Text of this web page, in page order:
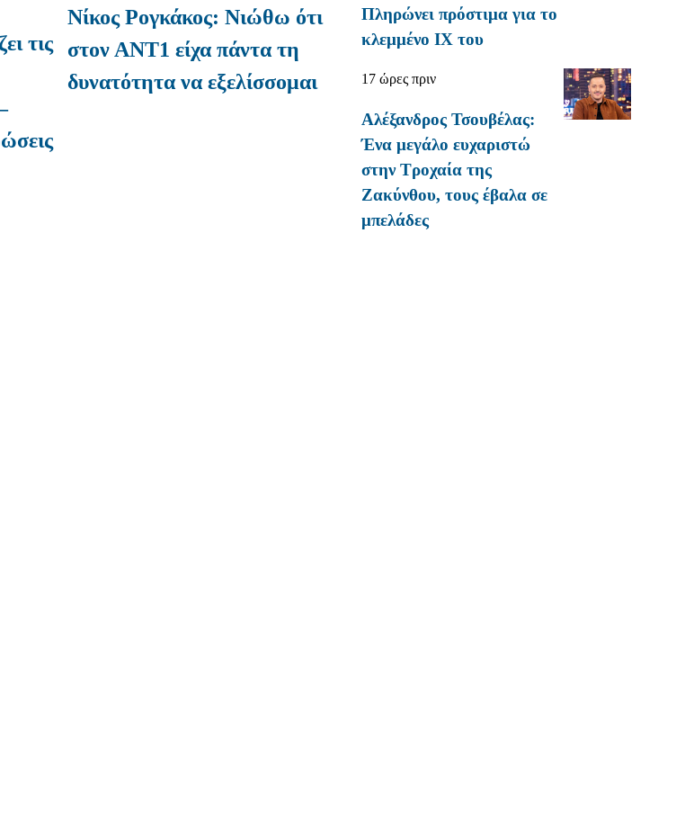
τις
Νίκος Ρογκάκος: Νιώθω ότι
στον ΑΝΤ1 είχα πάντα τη
δυνατότητα να εξελίσσομαι
Πληρώνει πρόστιμα για το
κλεμμένο ΙΧ του
17 ώρες πριν
Αλέξανδρος Τσουβέλας:
Ένα μεγάλο ευχαριστώ
στην Τροχαία της
Ζακύνθου, τους έβαλα σε
μπελάδες